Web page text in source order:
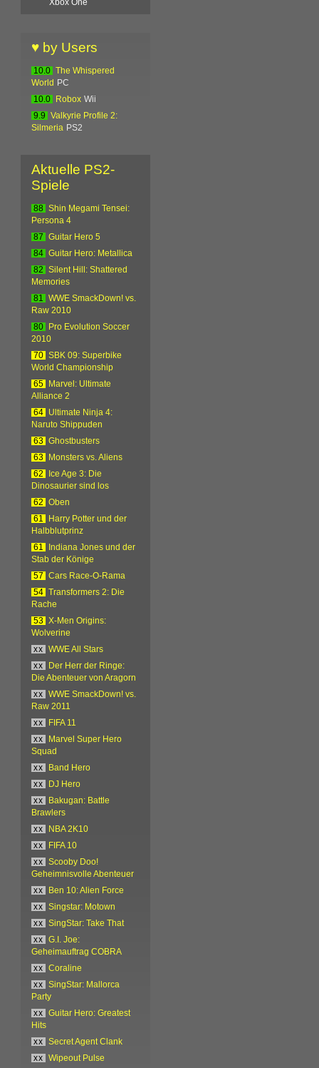
Xbox One
♥ by Users
10.0
The Whispered
World
PC
10.0
Robox Wii
9.9
Valkyrie Profile 2:
Silmeria PS2
Aktuelle PS2-
Spiele
88
Shin Megami Tensei:
Persona 4
87
Guitar Hero 5
84
Guitar Hero: Metallica
82
Silent Hill: Shattered
Memories
81
WWE SmackDown! vs.
Raw 2010
80
Pro Evolution Soccer
2010
70
SBK 09: Superbike
World Championship
65
Marvel: Ultimate
Alliance 2
64
Ultimate Ninja 4:
Naruto Shippuden
63
Ghostbusters
63
Monsters vs. Aliens
62
Ice Age 3: Die
Dinosaurier sind los
62
Oben
61
Harry Potter und der
Halbblutprinz
61
Indiana Jones und der
Stab der Könige
57
Cars Race-O-Rama
54
Transformers 2: Die
Rache
53
X-Men Origins:
Wolverine
xx
WWE All Stars
xx
Der Herr der Ringe:
Die Abenteuer von Aragorn
xx
WWE SmackDown! vs.
Raw 2011
xx
FIFA 11
xx
Marvel Super Hero
Squad
xx
Band Hero
xx
DJ Hero
xx
Bakugan: Battle
Brawlers
xx
NBA 2K10
xx
FIFA 10
xx
Scooby Doo!
Geheimnisvolle Abenteuer
xx
Ben 10: Alien Force
xx
Singstar: Motown
xx
SingStar: Take That
xx
G.I. Joe:
Geheimauftrag COBRA
xx
Coraline
xx
SingStar: Mallorca
Party
xx
Guitar Hero: Greatest
Hits
xx
Secret Agent Clank
xx
Wipeout Pulse